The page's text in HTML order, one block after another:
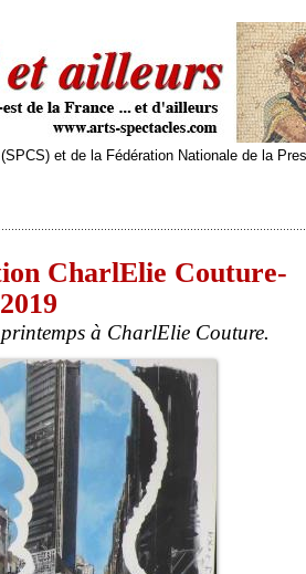
et de la Fédération Nationale de la
CharlElie Couture-
à CharlElie Couture.